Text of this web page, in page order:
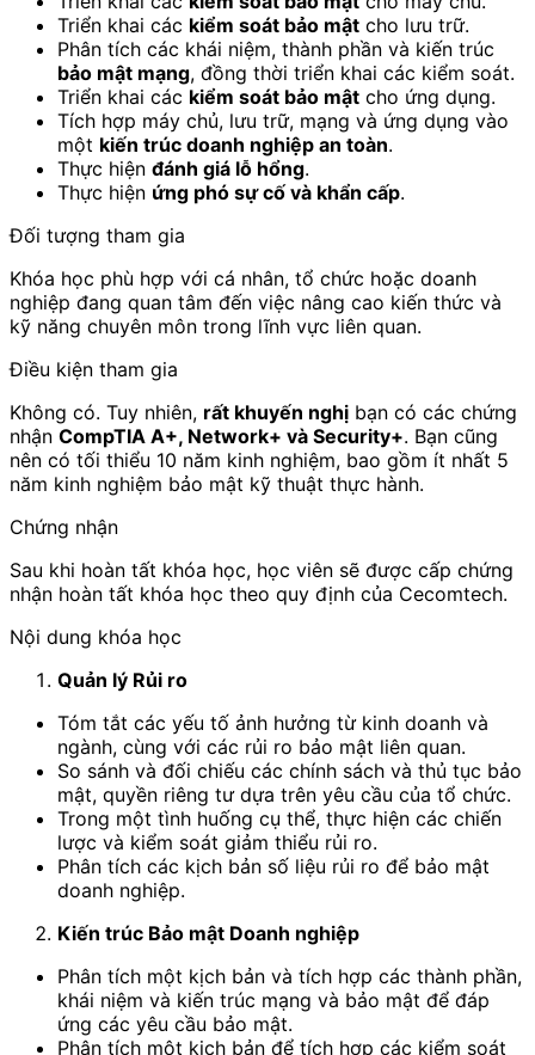
Triển khai các kiểm soát bảo mật cho lưu trữ.
Phân tích các khái niệm, thành phần và kiến trúc
bảo mật mạng, đồng thời triển khai các kiểm soát.
Triển khai các kiểm soát bảo mật cho ứng dụng.
Tích hợp máy chủ, lưu trữ, mạng và ứng dụng vào
một kiến trúc doanh nghiệp an toàn.
Thực hiện đánh giá lỗ hổng.
Thực hiện ứng phó sự cố và khẩn cấp.
Đối tượng tham gia
Khóa học phù hợp với cá nhân, tổ chức hoặc doanh
nghiệp đang quan tâm đến việc nâng cao kiến thức và
kỹ năng chuyên môn trong lĩnh vực liên quan.
Điều kiện tham gia
Không có. Tuy nhiên, rất khuyến nghị bạn có các chứng
nhận CompTIA A+, Network+ và Security+. Bạn cũng
nên có tối thiểu 10 năm kinh nghiệm, bao gồm ít nhất 5
năm kinh nghiệm bảo mật kỹ thuật thực hành.
Chứng nhận
Sau khi hoàn tất khóa học, học viên sẽ được cấp chứng
nhận hoàn tất khóa học theo quy định của Cecomtech.
Nội dung khóa học
Quản lý Rủi ro
Tóm tắt các yếu tố ảnh hưởng từ kinh doanh và
ngành, cùng với các rủi ro bảo mật liên quan.
So sánh và đối chiếu các chính sách và thủ tục bảo
mật, quyền riêng tư dựa trên yêu cầu của tổ chức.
Trong một tình huống cụ thể, thực hiện các chiến
lược và kiểm soát giảm thiểu rủi ro.
Phân tích các kịch bản số liệu rủi ro để bảo mật
doanh nghiệp.
Kiến trúc Bảo mật Doanh nghiệp
Phân tích một kịch bản và tích hợp các thành phần,
khái niệm và kiến trúc mạng và bảo mật để đáp
ứng các yêu cầu bảo mật.
Phân tích một kịch bản để tích hợp các kiểm soát